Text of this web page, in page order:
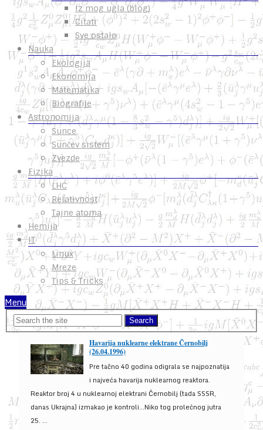
Iz mog ugla (blog)
Citati
Sve ostalo
Nauka
Ekologija
Ekonomija
Matematika
Biografije
Astronomija
Sunce
Sunčev sistem
Zvezde
Fizika
LHC
Relativnost
Tajne atoma
Hemija
IT
Linux
Mreze
Tips & Tricks
Menu
Havarija nuklearne elektrane Černobilj
(26.04.1996)
Pre tačno 40 godina odigrala se najpoznatija
i najveća havarija nuklearnog reaktora.
Reaktor broj 4 u nuklearnoj elektrani Černobilj (tada SSSR,
danas Ukrajna) izmakao je kontroli...Niko tog prolećnog jutra
25. ...